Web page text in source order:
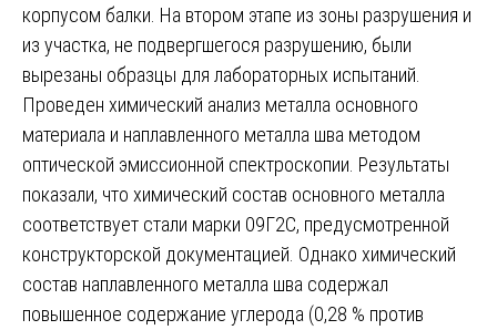
корпусом балки. На втором этапе из зоны разрушения и
из участка, не подвергшегося разрушению, были
вырезаны образцы для лабораторных испытаний.
Проведен химический анализ металла основного
материала и наплавленного металла шва методом
оптической эмиссионной спектроскопии. Результаты
показали, что химический состав основного металла
соответствует стали марки 09Г2С, предусмотренной
конструкторской документацией. Однако химический
состав наплавленного металла шва содержал
повышенное содержание углерода (0,28 % против